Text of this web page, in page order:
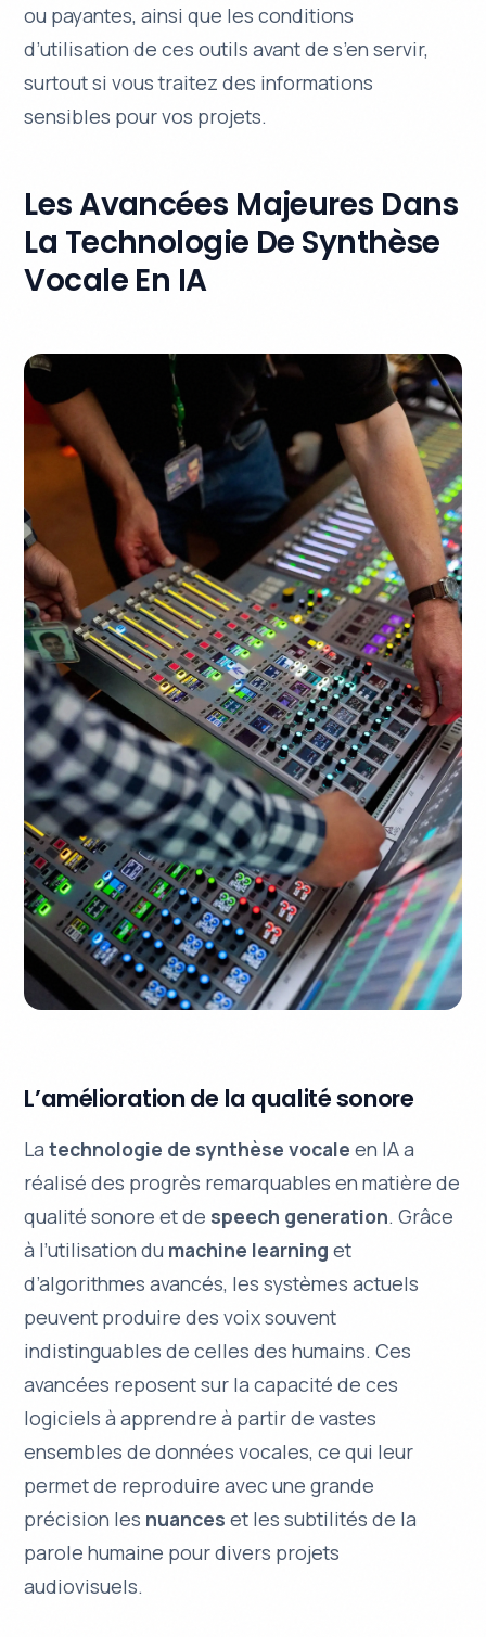
ou payantes, ainsi que les conditions
d’utilisation de ces outils avant de s’en servir,
surtout si vous traitez des informations
sensibles pour vos projets.
Les Avancées Majeures Dans
La Technologie De Synthèse
Vocale En IA
L’amélioration de la qualité sonore
Latechnologie de synthèse vocale en IA a
réalisé des progrès remarquables en matière de
qualité sonore et de speech generation. Grâce
à l’utilisation du machine learning et
d’algorithmes avancés, les systèmes actuels
peuvent produire des voix souvent
indistinguables de celles des humains. Ces
avancées reposent sur la capacité de ces
logiciels à apprendre à partir de vastes
ensembles de données vocales, ce qui leur
permet de reproduire avec une grande
précision les nuances et les subtilités de la
parole humaine pour divers projets
audiovisuels.